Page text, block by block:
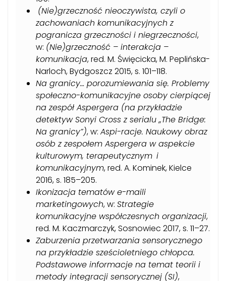
(Nie)grzeczność nieoczywista, czyli o
zachowaniach komunikacyjnych z
pogranicza grzeczności i niegrzeczności,
w: (Nie)grzeczność – interakcja –
komunikacja, red. M. Święcicka, M. Peplińska-
Narloch, Bydgoszcz 2015, s. 101–118.
Na granicy… porozumiewania się. Problemy
społeczno-komunikacyjne osoby cierpiącej
na zespół Aspergera (na przykładzie
detektyw Sonyi Cross z serialu „The Bridge:
Na granicy”), w: Aspi-racje. Naukowy obraz
osób z zespołem Aspergera w aspekcie
kulturowym, terapeutycznym i
komunikacyjnym, red. A. Kominek, Kielce
2016, s. 185–205.
Ikonizacja tematów e-maili
marketingowych, w: Strategie
komunikacyjne współczesnych organizacji,
red. M. Kaczmarczyk, Sosnowiec 2017, s. 11–27.
Zaburzenia przetwarzania sensorycznego
na przykładzie sześcioletniego chłopca.
Podstawowe informacje na temat teorii i
metody integracji sensorycznej (SI),